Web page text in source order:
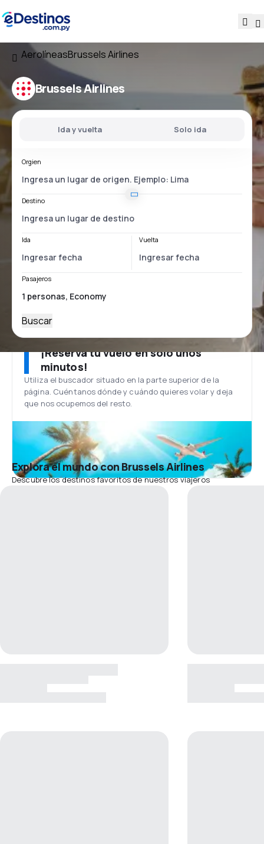
AerolíneasBrussels Airlines
Brussels Airlines
Ida y vuelta Solo ida
Orgien
Destino
Ida Vuelta
Pasajeros
Buscar
¡Reserva tu vuelo en solo unos
minutos!
Utiliza el buscador situado en la parte superior de la
página. Cuéntanos dónde y cuándo quieres volar y deja
que nos ocupemos del resto.
Explora el mundo con Brussels Airlines
Descubre los destinos favoritos de nuestros viajeros